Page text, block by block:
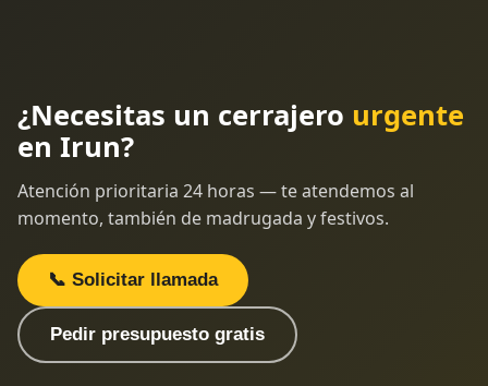
¿Necesitas un cerrajero urgente
en Irun?
Atención prioritaria 24 horas — te atendemos al
momento, también de madrugada y festivos.
📞 Solicitar llamada
Pedir presupuesto gratis